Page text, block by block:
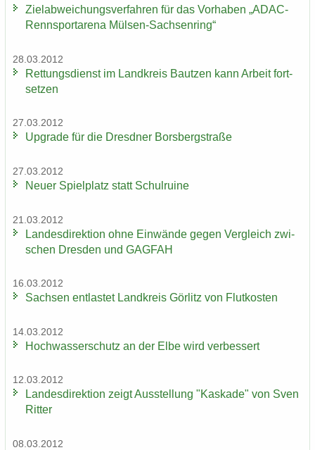
Ziel­ab­wei­chungs­ver­fah­ren für das Vor­ha­ben „ADAC-​
Rennsportarena Mülsen-​Sachsenring“
28.03.2012
Ret­tungs­dienst im Land­kreis Baut­zen kann Ar­beit fort­
set­zen
27.03.2012
Up­grade für die Dresd­ner Borsberg­stra­ße
27.03.2012
Neuer Spiel­platz statt Schul­rui­ne
21.03.2012
Lan­des­di­rek­ti­on ohne Ein­wän­de gegen Ver­gleich zwi­
schen Dres­den und GAG­FAH
16.03.2012
Sach­sen ent­las­tet Land­kreis Gör­litz von Flut­kos­ten
14.03.2012
Hoch­was­ser­schutz an der Elbe wird ver­bes­sert
12.03.2012
Lan­des­di­rek­ti­on zeigt Aus­stel­lung "Kas­ka­de" von Sven
Rit­ter
08.03.2012